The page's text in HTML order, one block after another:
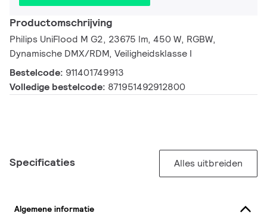
Productomschrijving
Philips UniFlood M G2, 23675 lm, 450 W, RGBW,
Dynamische DMX/RDM, Veiligheidsklasse I
Bestelcode: 911401749913
Volledige bestelcode: 871951492912800
Specificaties Alles uitbreiden
Algemene informatie